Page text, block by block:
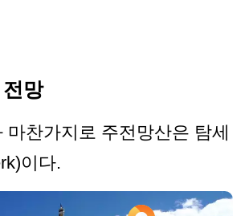
망
마찬가지로 주전망산은 탐세
이다.